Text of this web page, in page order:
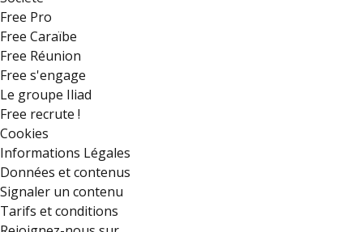
Free Pro
Free Caraïbe
Free Réunion
Free s'engage
Le groupe Iliad
Free recrute !
Cookies
Informations Légales
Données et contenus
Signaler un contenu
Tarifs et conditions